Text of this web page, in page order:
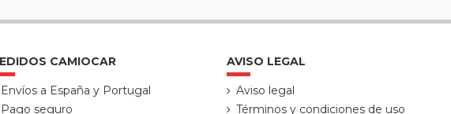
CAMIOCAR
Envíos a España y Portugal
Pago seguro
AVISO LEGAL
Aviso legal
Términos y condiciones de uso